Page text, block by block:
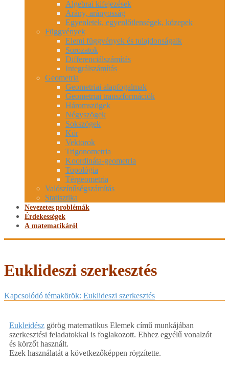
Algebrai kifejezések
Arány, arányosság
Egyenletek, egyenlőtlenségek, közepek
Függvények
Elemi függvények és tulajdonságaik
Sorozatok
Differenciálszámítás
Integrálszámítás
Geometria
Geometriai alapfogalmak
Geometriai transzformációk
Háromszögek
Négyszögek
Sokszögek
Kör
Vektorok
Trigonometria
Koordináta-geometria
Topológia
Térgeometria
Valószínűségszámítás
Statisztika
Nevezetes problémák
Érdekességek
A matematikáról
Euklideszi szerkesztés
Kapcsolódó témakörök: Euklideszi szerkesztés
Eukleidész görög matematikus Elemek című munkájában
szerkesztési feladatokkal is foglakozott. Ehhez egyélű vonalzót
és körzőt használt.
Ezek használatát a következőképpen rögzítette.